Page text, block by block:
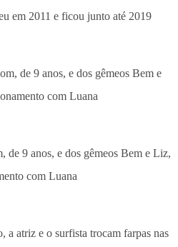
em 2011 e ficou junto até 2019
de 9 anos, e dos gêmeos Bem e Liz,
com Luana